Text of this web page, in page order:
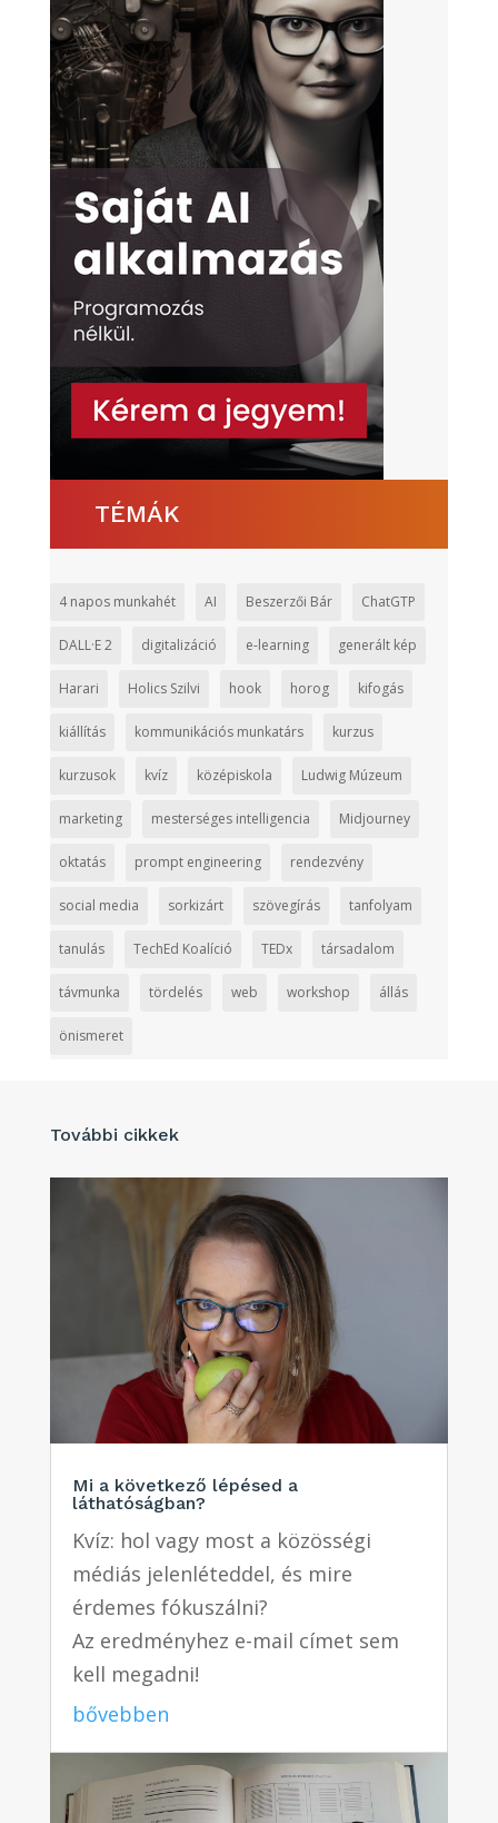
TÉMÁK
4 napos munkahét AI Beszerzői Bár ChatGTP
DALL·E 2 digitalizáció e-learning generált kép
Harari Holics Szilvi hook horog kifogás
kiállítás kommunikációs munkatárs kurzus
kurzusok kvíz középiskola Ludwig Múzeum
marketing mesterséges intelligencia Midjourney
oktatás prompt engineering rendezvény
social media sorkizárt szövegírás tanfolyam
tanulás TechEd Koalíció TEDx társadalom
távmunka tördelés web workshop állás
önismeret
További cikkek
Mi a következő lépésed a
láthatóságban?
Kvíz: hol vagy most a közösségi
médiás jelenléteddel, és mire
érdemes fókuszálni?
Az eredményhez e-mail címet sem
kell megadni!
bővebben